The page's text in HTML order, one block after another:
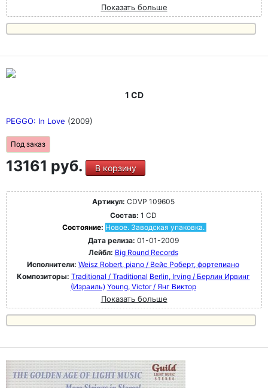
Показать больше
1 CD
PEGGO: In Love (2009)
Под заказ
13161 руб. В корзину
Артикул: CDVP 109605
Состав: 1 CD
Состояние: Новое. Заводская упаковка.
Дата релиза: 01-01-2009
Лейбл: Big Round Records
Исполнители: Weisz Robert, piano / Вейс Роберт, фортепиано
Композиторы: Traditional / Traditional Berlin, Irving / Берлин Ирвинг
(Израиль) Young, Victor / Янг Виктор
Показать больше